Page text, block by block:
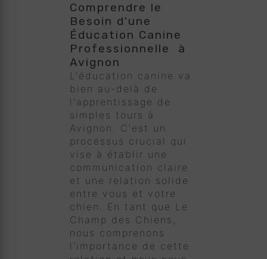
Comprendre le
Besoin d'une
Éducation Canine
Professionnelle à
Avignon
L'éducation canine va
bien au-delà de
l'apprentissage de
simples tours à
Avignon. C'est un
processus crucial qui
vise à établir une
communication claire
et une relation solide
entre vous et votre
chien. En tant que Le
Champ des Chiens,
nous comprenons
l'importance de cette